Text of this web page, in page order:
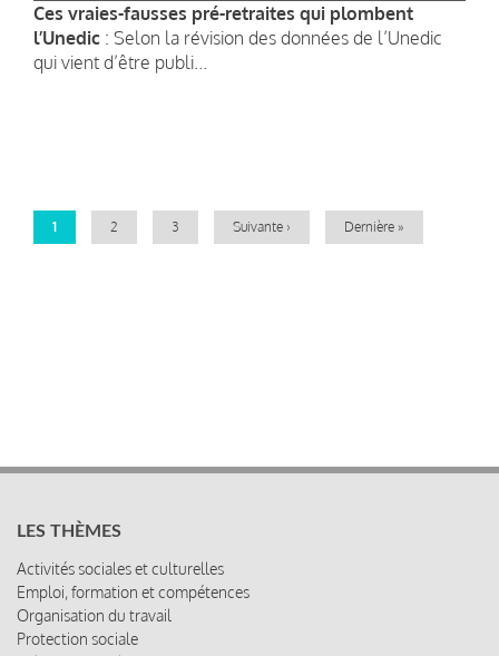
Ces vraies-fausses pré-retraites qui plombent
l’Unedic : Selon la révision des données de l’Unedic
qui vient d’être publi...
Page
1 Page
2 Page
3
Page
Suivante ›
Dernière
Dernière »
LES THÈMES
Activités sociales et culturelles
Emploi, formation et compétences
Organisation du travail
Protection sociale